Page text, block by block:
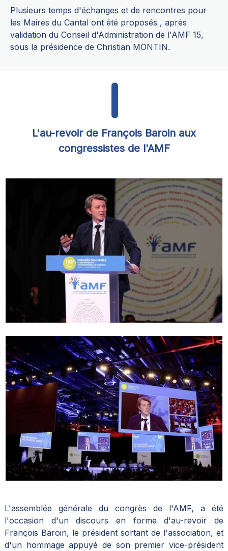
Plusieurs temps d'échanges et de rencontres pour
les Maires du Cantal ont été proposés , aprés
validation du Conseil d'Administration de l'AMF 15,
sous la présidence de Christian MONTIN.
L'au-revoir de François Baroin aux
congressistes de l'AMF
L'assemblée générale du congrès de l'AMF, a été
l'occasion d'un discours en forme d'au-revoir de
François Baroin, le président sortant de l'association, et
d'un hommage appuyé de son premier vice-président